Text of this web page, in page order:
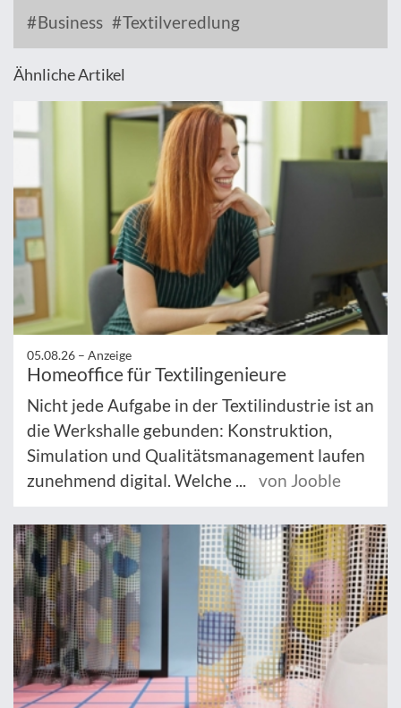
Business Textilveredlung
Ähnliche Artikel
05.08.26 – Anzeige
Homeoffice für Textilingenieure
Nicht jede Aufgabe in der Textilindustrie ist an
die Werkshalle gebunden: Konstruktion,
Simulation und Qualitätsmanagement laufen
zunehmend digital. Welche ...
von Jooble